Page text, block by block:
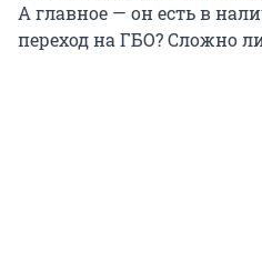
А главное — он есть в
переход на ГБО? Сложно